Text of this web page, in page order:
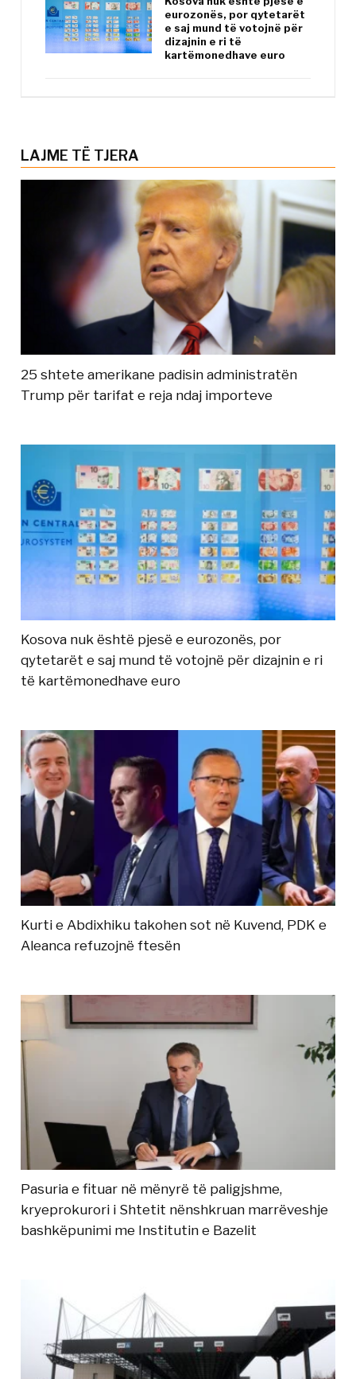
eurozonës, por qytetarët
e saj mund të votojnë për
dizajnin e ri të
kartëmonedhave euro
LAJME TË TJERA
25 shtete amerikane padisin administratën
Trump për tarifat e reja ndaj importeve
Kosova nuk është pjesë e eurozonës, por
qytetarët e saj mund të votojnë për dizajnin e ri
të kartëmonedhave euro
Kurti e Abdixhiku takohen sot në Kuvend, PDK e
Aleanca refuzojnë ftesën
Pasuria e fituar në mënyrë të paligjshme,
kryeprokurori i Shtetit nënshkruan marrëveshje
bashkëpunimi me Institutin e Bazelit